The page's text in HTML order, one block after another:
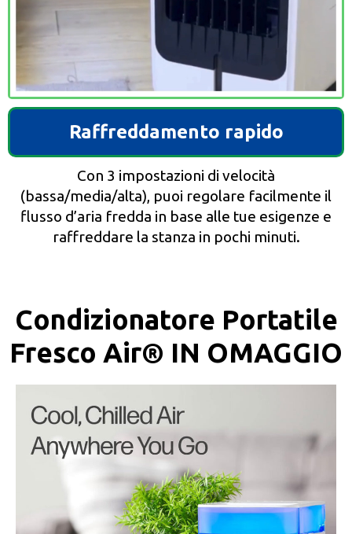
Raffreddamento rapido
Con 3 impostazioni di velocità
(bassa/media/alta), puoi regolare facilmente il
flusso d’aria fredda in base alle tue esigenze e
raffreddare la stanza in pochi minuti.
Condizionatore Portatile
Fresco Air®️ IN OMAGGIO